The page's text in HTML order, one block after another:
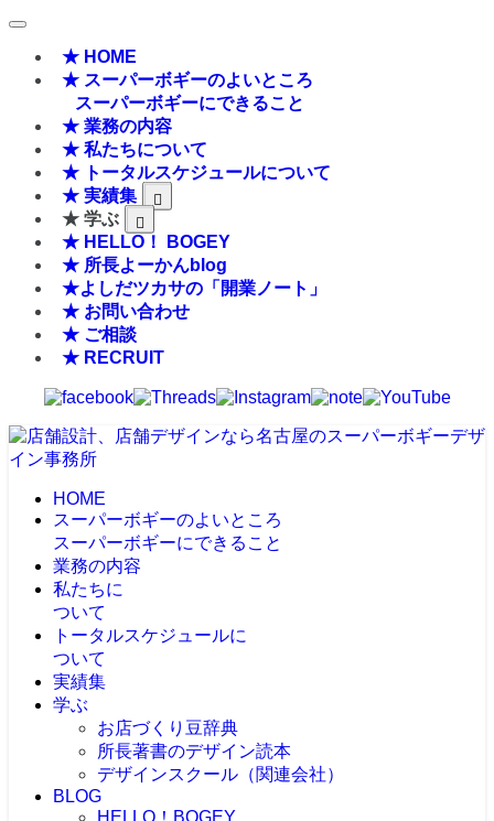
★ HOME
★ スーパーボギーのよいところ
スーパーボギーにできること
★ 業務の内容
★ 私たちについて
★ トータルスケジュールについて
★ 実績集
★ 学ぶ
★ HELLO！ BOGEY
★ 所長よーかんblog
★よしだツカサの「開業ノート」
★ お問い合わせ
★ ご相談
★ RECRUIT
HOME
スーパーボギーのよいところ
スーパーボギーにできること
業務の内容
私たちに
ついて
トータルスケジュールに
ついて
実績集
学ぶ
お店づくり豆辞典
所長著書のデザイン読本
デザインスクール（関連会社）
BLOG
HELLO！BOGEY